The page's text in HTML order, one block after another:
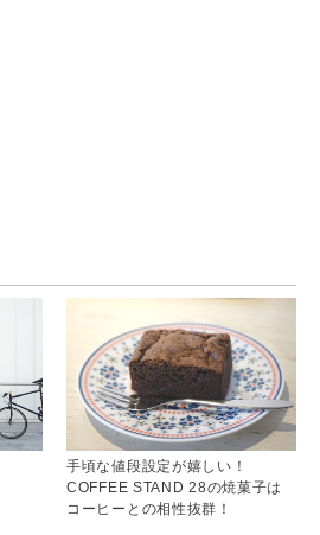
手頃な値段設定が嬉しい！
COFFEE STAND 28の焼菓子は
コーヒーとの相性抜群！